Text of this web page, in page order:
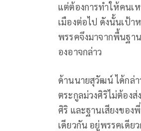
แต่ต้องการทำให้คนเ
เมืองต่อไป ดังนั้นเป้
พรรคจึงมาจากพื้นฐ
องอาจกล่าว
ด้านนายสุวัฒน์ ได้กล่า
ตระกูลม่วงศิริไม่ต้อง
ศิริ และฐานเสียงของ
เดียวกัน อยู่พรรคเดี